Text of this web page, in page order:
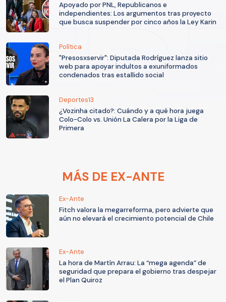
Apoyado por PNL, Republicanos e
independientes: Los argumentos tras proyecto
que busca suspender por cinco años la Ley Karin
Política
"Presosxservir": Diputada Rodríguez lanza sitio
web para apoyar indultos a exuniformados
condenados tras estallido social
Deportes13
¿Vozinha citado?: Cuándo y a qué hora juega
Colo-Colo vs. Unión La Calera por la Liga de
Primera
MÁS DE EX-ANTE
Ex-Ante
Fitch valora la megarreforma, pero advierte que
aún no elevará el crecimiento potencial de Chile
Ex-Ante
La hora de Martín Arrau: La “mega agenda” de
seguridad que prepara el gobierno tras despejar
el Plan Quiroz